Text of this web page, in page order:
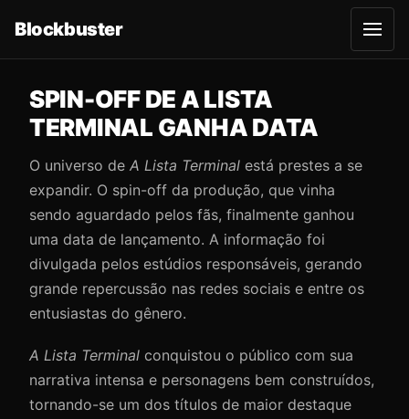
Blockbuster
A
b
r
SPIN-OFF DE A LISTA
TERMINAL GANHA DATA
O universo de A Lista Terminal está prestes a se
expandir. O spin-off da produção, que vinha
sendo aguardado pelos fãs, finalmente ganhou
uma data de lançamento. A informação foi
divulgada pelos estúdios responsáveis, gerando
grande repercussão nas redes sociais e entre os
entusiastas do gênero.
A Lista Terminal conquistou o público com sua
narrativa intensa e personagens bem construídos,
tornando-se um dos títulos de maior destaque